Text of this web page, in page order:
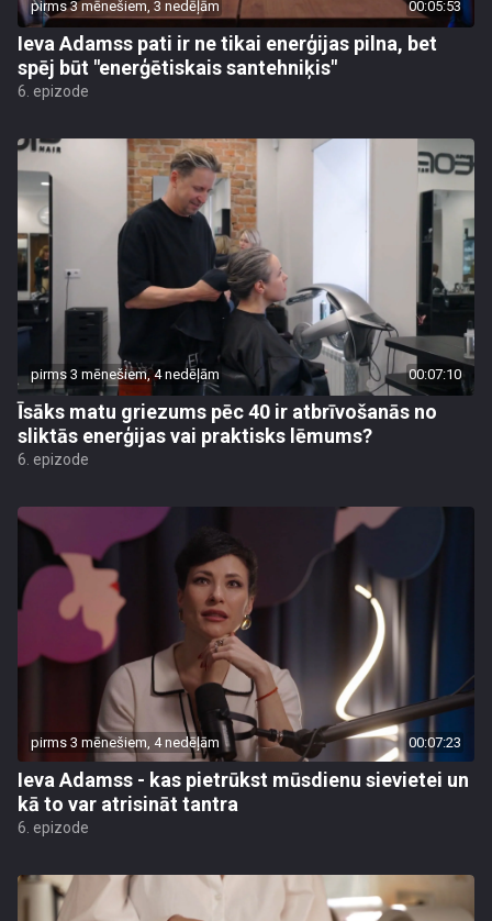
pirms 3 mēnešiem, 3 nedēļām 00:05:53
Ieva Adamss pati ir ne tikai enerģijas pilna, bet
spēj būt "enerģētiskais santehniķis"
6. epizode
pirms 3 mēnešiem, 4 nedēļām 00:07:10
Īsāks matu griezums pēc 40 ir atbrīvošanās no
sliktās enerģijas vai praktisks lēmums?
6. epizode
pirms 3 mēnešiem, 4 nedēļām 00:07:23
Ieva Adamss - kas pietrūkst mūsdienu sievietei un
kā to var atrisināt tantra
6. epizode